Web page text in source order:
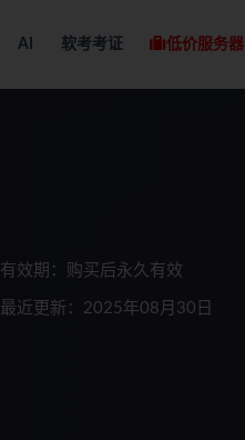
AI 软考考证 低价服务器
有效期：购买后永久有效
最近更新：2025年08月30日